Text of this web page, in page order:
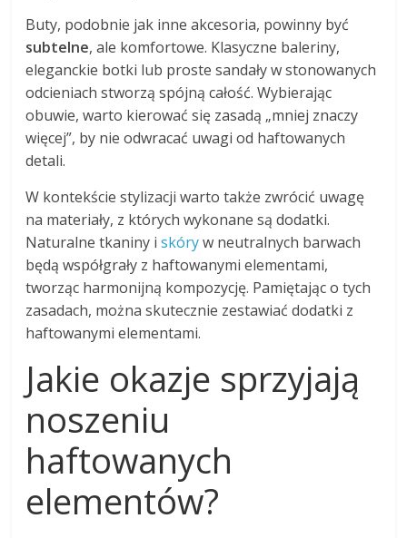
Buty, podobnie jak inne akcesoria, powinny być
subtelne, ale komfortowe. Klasyczne baleriny,
eleganckie botki lub proste sandały w stonowanych
odcieniach stworzą spójną całość. Wybierając
obuwie, warto kierować się zasadą „mniej znaczy
więcej”, by nie odwracać uwagi od haftowanych
detali.
W kontekście stylizacji warto także zwrócić uwagę
na materiały, z których wykonane są dodatki.
Naturalne tkaniny iskóryw neutralnych barwach
będą współgrały z haftowanymi elementami,
tworząc harmonijną kompozycję. Pamiętając o tych
zasadach, można skutecznie zestawiać dodatki z
haftowanymi elementami.
Jakie okazje sprzyjają
noszeniu
haftowanych
elementów?